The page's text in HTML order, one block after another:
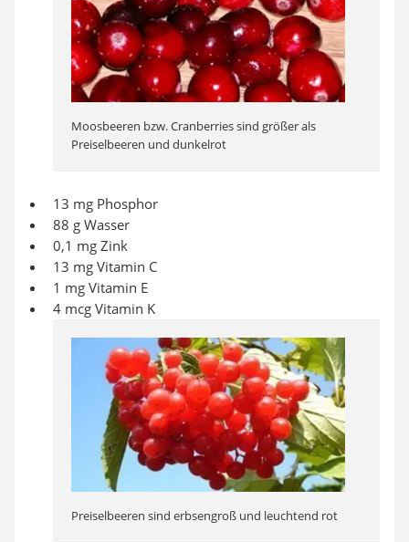
Moosbeeren bzw. Cranberries sind größer als
Preiselbeeren und dunkelrot
13 mg Phosphor
88 g Wasser
0,1 mg Zink
13 mg Vitamin C
1 mg Vitamin E
4 mcg Vitamin K
Preiselbeeren sind erbsengroß und leuchtend rot